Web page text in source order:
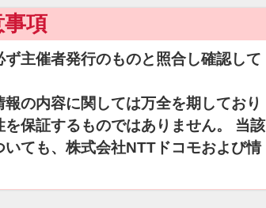
項
主催者発行のものと照合し確認して
の内容に関しては万全を期しており
保証するものではありません。 当該
ても、株式会社NTTドコモおよび情